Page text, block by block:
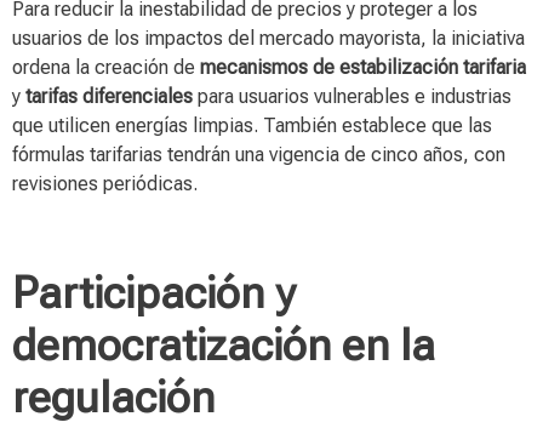
Para reducir la inestabilidad de precios y proteger a los
usuarios de los impactos del mercado mayorista, la iniciativa
ordena la creación de mecanismos de estabilización tarifaria
y tarifas diferenciales para usuarios vulnerables e industrias
que utilicen energías limpias. También establece que las
fórmulas tarifarias tendrán una vigencia de cinco años, con
revisiones periódicas.
Participación y
democratización en la
regulación